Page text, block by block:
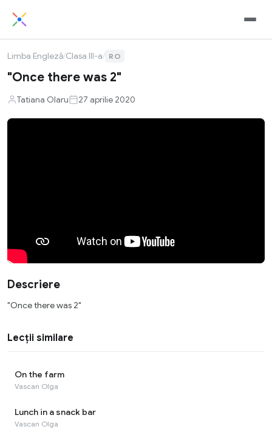
Limba Engleză/Clasa III-a/ RO
"Once there was 2"
Tatiana Olaru 27 aprilie 2020
Descriere
"Once there was 2"
Lecții similare
On the farm
Vascan Olga
Lunch in a snack bar
Vascan Olga